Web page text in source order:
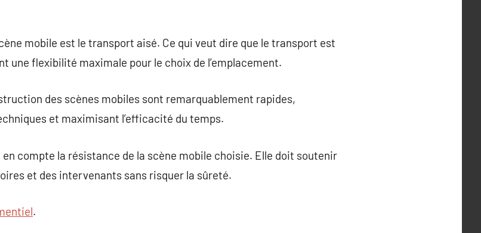
mobile est le transport aisé. Ce qui veut dire que le transport est
une flexibilité maximale pour le choix de l’emplacement.
des scènes mobiles sont remarquablement rapides,
et maximisant l’efficacité du temps.
compte la résistance de la scène mobile choisie. Elle doit soutenir
et des intervenants sans risquer la sûreté.
.